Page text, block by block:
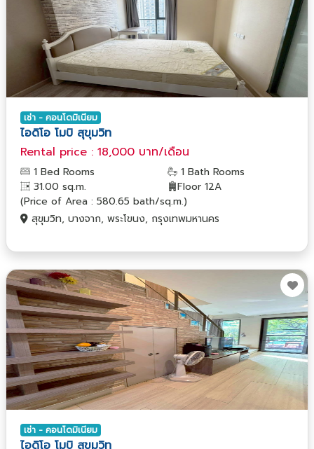
เช่า - คอนโดมิเนียม
ไอดิโอ โมบิ สุขุมวิท
Rental price : 18,000 บาท/เดือน
1 Bed Rooms
1 Bath Rooms
31.00 sq.m.
Floor 12A
(Price of Area : 580.65 bath/sq.m.)
สุขุมวิท, บางจาก, พระโขนง, กรุงเทพมหานคร
เช่า - คอนโดมิเนียม
ไอดิโอ โมบิ สุขุมวิท